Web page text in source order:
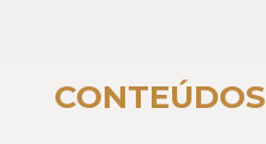
CONTEÚDOS